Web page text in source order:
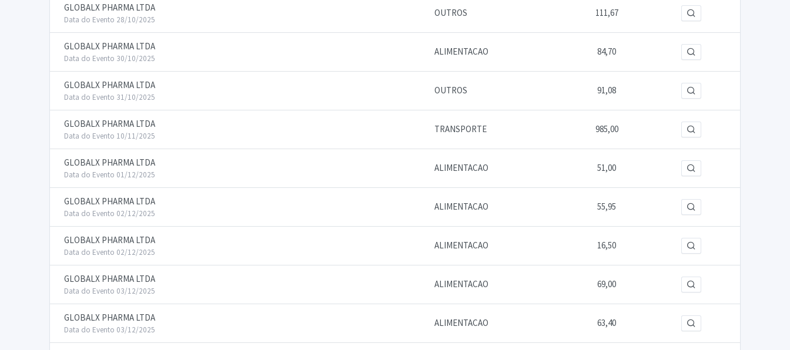
GLOBALX PHARMA LTDA
Data do Evento 28/10/2025
OUTROS 111,67
GLOBALX PHARMA LTDA
Data do Evento 30/10/2025
ALIMENTACAO 84,70
GLOBALX PHARMA LTDA
Data do Evento 31/10/2025
OUTROS 91,08
GLOBALX PHARMA LTDA
Data do Evento 10/11/2025
TRANSPORTE 985,00
GLOBALX PHARMA LTDA
Data do Evento 01/12/2025
ALIMENTACAO 51,00
GLOBALX PHARMA LTDA
Data do Evento 02/12/2025
ALIMENTACAO 55,95
GLOBALX PHARMA LTDA
Data do Evento 02/12/2025
ALIMENTACAO 16,50
GLOBALX PHARMA LTDA
Data do Evento 03/12/2025
ALIMENTACAO 69,00
GLOBALX PHARMA LTDA
Data do Evento 03/12/2025
ALIMENTACAO 63,40